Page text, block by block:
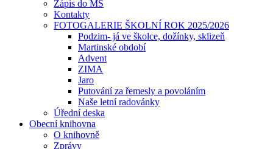
Zápis do MŠ
Kontakty
FOTOGALERIE ŠKOLNÍ ROK 2025/2026
Podzim- já ve školce, dožínky, sklizeň
Martinské období
Advent
ZIMA
Jaro
Putování za řemesly a povoláním
Naše letní radovánky
Úřední deska
Obecní knihovna
O knihovně
Zprávy